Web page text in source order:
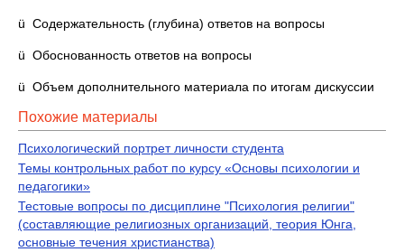
ü Содержательность (глубина) ответов на вопросы
ü Обоснованность ответов на вопросы
ü Объем дополнительного материала по итогам дискуссии
Похожие материалы
Психологический портрет личности студента
Темы контрольных работ по курсу «Основы психологии и
педагогики»
Тестовые вопросы по дисциплине "Психология религии"
(составляющие религиозных организаций, теория Юнга,
основные течения христианства)